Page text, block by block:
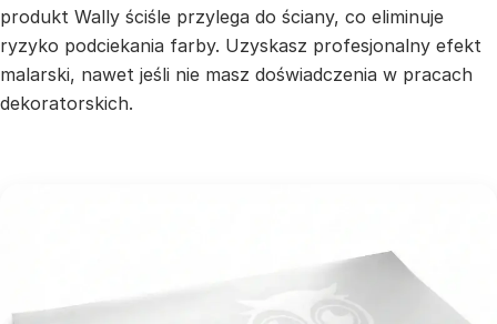
produkt Wally ściśle przylega do ściany, co eliminuje
ryzyko podciekania farby. Uzyskasz profesjonalny efekt
malarski, nawet jeśli nie masz doświadczenia w pracach
dekoratorskich.